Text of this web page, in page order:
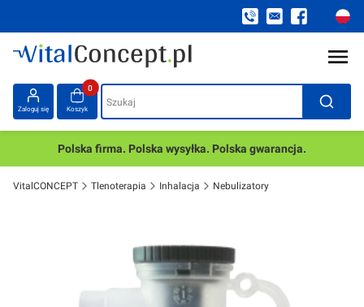
Zaloguj się
Produkty w koszyku: 0. Zobacz szczegóły
Koszyk Szukaj
Polska firma. Polska wysyłka. Polska gwarancja.
VitalCONCEPT Tlenoterapia Inhalacja Nebulizatory